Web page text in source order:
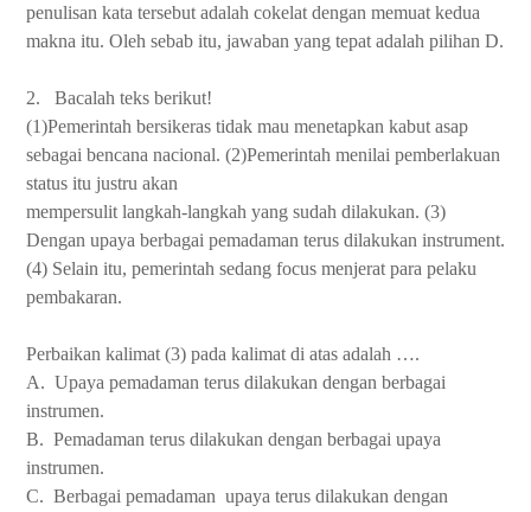
penulisan kata tersebut adalah cokelat dengan memuat kedua
makna itu. Oleh sebab itu, jawaban yang tepat adalah pilihan D.
2.
Bacalah teks berikut!
(1)Pemerintah bersikeras tidak mau menetapkan kabut asap
sebagai bencana nacional. (2)Pemerintah menilai pemberlakuan
status itu justru akan
mempersulit langkah-langkah yang sudah dilakukan. (3)
Dengan upaya berbagai pemadaman terus dilakukan instrument.
(4) Selain itu, pemerintah sedang focus menjerat para pelaku
pembakaran.
Perbaikan kalimat (3) pada kalimat di atas adalah ….
A. Upaya pemadaman terus dilakukan dengan berbagai
instrumen.
B. Pemadaman terus dilakukan dengan berbagai upaya
instrumen.
C. Berbagai pemadaman upaya terus dilakukan dengan